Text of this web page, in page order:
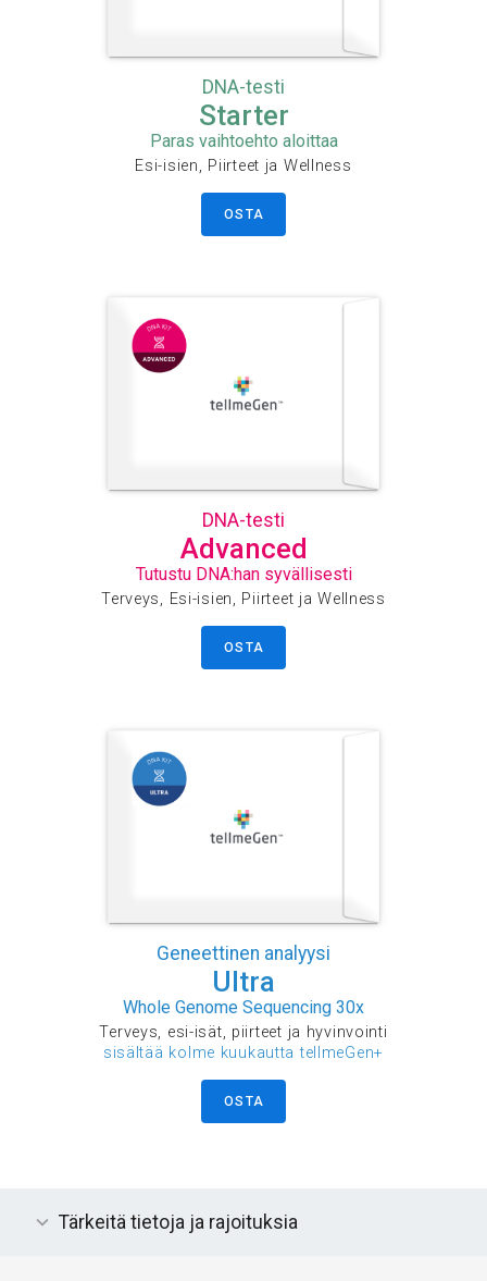
DNA-testi
Starter
Paras vaihtoehto aloittaa
Esi-isien, Piirteet ja Wellness
OSTA
DNA-testi
Advanced
Tutustu DNA:han syvällisesti
Terveys, Esi-isien, Piirteet ja Wellness
OSTA
Geneettinen analyysi
Ultra
Whole Genome Sequencing 30x
Terveys, esi-isät, piirteet ja hyvinvointi
sisältää kolme kuukautta tellmeGen+
OSTA
Tärkeitä tietoja ja rajoituksia